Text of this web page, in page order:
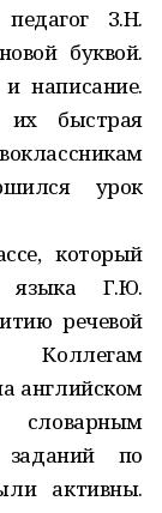
З.Н.
буквой.
написание.
их быстрая
урок
который
языка Г.Ю.
речевой
Коллегам
английском
словарным
по
активны.